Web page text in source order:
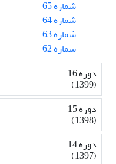
شماره 65
شماره 64
شماره 63
شماره 62
دوره 16
(1399)
دوره 15
(1398)
دوره 14
(1397)